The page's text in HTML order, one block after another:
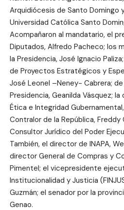
Arquidiócesis de Santo Domingo
Universidad Católica Santo
Acompañaron al mandatario, el
Diputados, Alfredo Pacheco; los
la Presidencia, José Ignacio
de Proyectos Estratégicos y
José Leonel –Neney- Cabrera;
Presidencia, Geanilda Vásquez;
Ética e Integridad
Contralor de la República, Freddy
Consultor Jurídico del Poder
También, el director de INAPA,
director General de Compras y
Pimentel; el vicepresidente
Institucionalidad y Justicia
Guzmán; el senador por la
Genao.